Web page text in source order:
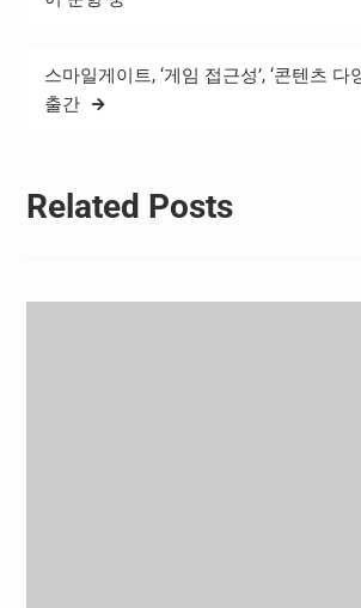
스마일게이트, ‘게임 접근성’, ‘콘텐츠 다
출간
Related Posts